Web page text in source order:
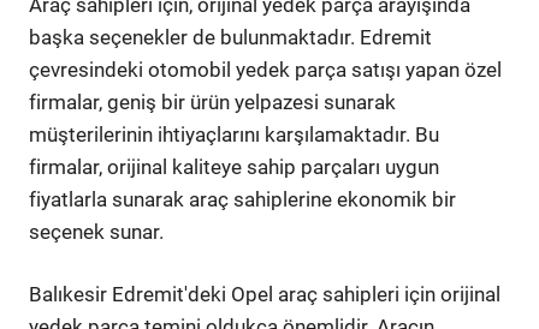
başka seçenekler de bulunmaktadır. Edremit
çevresindeki otomobil yedek parça satışı yapan özel
firmalar, geniş bir ürün yelpazesi sunarak
müşterilerinin ihtiyaçlarını karşılamaktadır. Bu
firmalar, orijinal kaliteye sahip parçaları uygun
fiyatlarla sunarak araç sahiplerine ekonomik bir
seçenek sunar.
Balıkesir Edremit'deki Opel araç sahipleri için orijinal